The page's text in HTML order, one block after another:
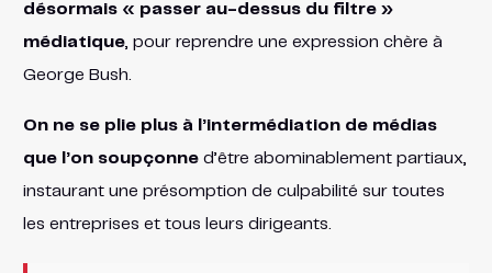
désormais « passer au-dessus du filtre »
médiatique, pour reprendre une expression chère à
George Bush.
On ne se plie plus à l’intermédiation de médias
que l’on soupçonned’être abominablement partiaux,
instaurant une présomption de culpabilité sur toutes
les entreprises et tous leurs dirigeants.